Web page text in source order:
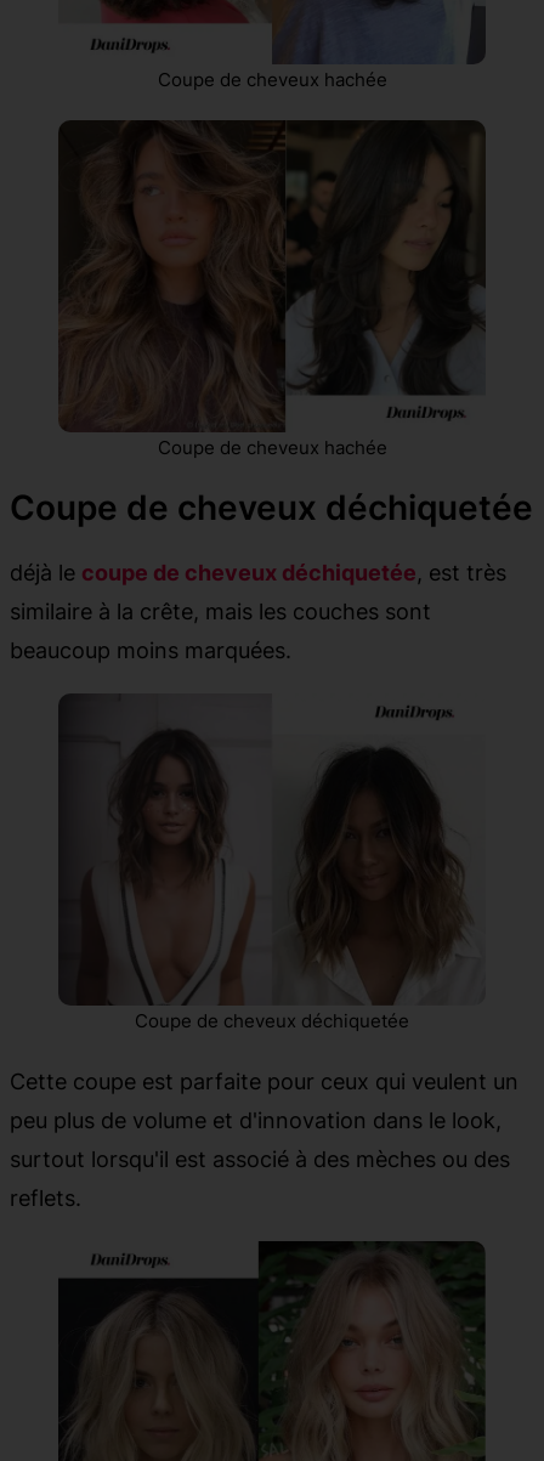
Coupe de cheveux hachée
Coupe de cheveux hachée
Coupe de cheveux déchiquetée
déjà le coupe de cheveux déchiquetée, est très
similaire à la crête, mais les couches sont
beaucoup moins marquées.
Coupe de cheveux déchiquetée
Cette coupe est parfaite pour ceux qui veulent un
peu plus de volume et d'innovation dans le look,
surtout lorsqu'il est associé à des mèches ou des
reflets.